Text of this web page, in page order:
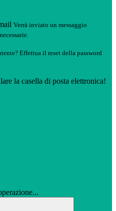
Verrà inviato un messaggio
Effettua il reset della password
la casella di posta elettronica!